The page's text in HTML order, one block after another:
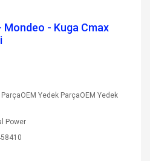
- Kuga Cmax
Yedek ParçaOEM Yedek
Power